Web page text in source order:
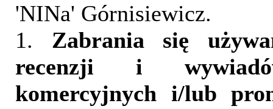
'NINa' Górnisiewicz.
1. Zabrania się
recenzji i
komercyjnych i/lub